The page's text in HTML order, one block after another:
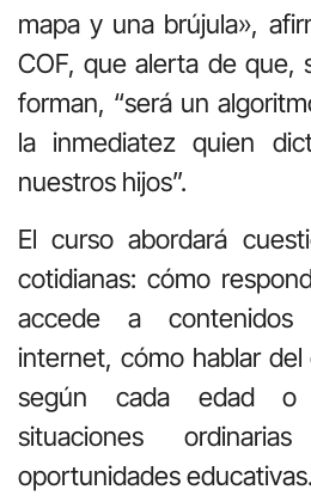
mapa y una brújula»,
COF, que alerta de que,
forman, “será un
la inmediatez quien
nuestros hijos”.
El curso abordará
cotidianas: cómo
accede a contenidos
internet, cómo hablar
según cada edad o
situaciones
oportunidades educativas.